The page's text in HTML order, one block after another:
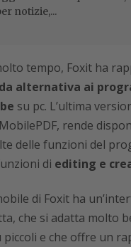
notizie,...
tempo, Foxit ha
alternativa ai
su pc. L’ultima
rende
delle funzioni del
di editing e
di Foxit ha
che si adatta molto
e che offre un